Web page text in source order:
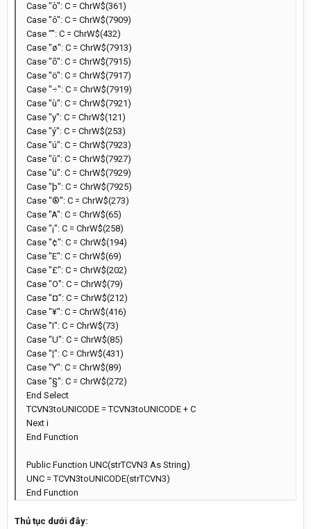
Case "ò": C = ChrW$(361)
Case "ô": C = ChrW$(7909)
Case "­": C = ChrW$(432)
Case "ø": C = ChrW$(7913)
Case "õ": C = ChrW$(7915)
Case "ö": C = ChrW$(7917)
Case "÷": C = ChrW$(7919)
Case "ù": C = ChrW$(7921)
Case "y": C = ChrW$(121)
Case "ý": C = ChrW$(253)
Case "ú": C = ChrW$(7923)
Case "û": C = ChrW$(7927)
Case "ü": C = ChrW$(7929)
Case "þ": C = ChrW$(7925)
Case "®": C = ChrW$(273)
Case "A": C = ChrW$(65)
Case "¡": C = ChrW$(258)
Case "¢": C = ChrW$(194)
Case "E": C = ChrW$(69)
Case "£": C = ChrW$(202)
Case "O": C = ChrW$(79)
Case "¤": C = ChrW$(212)
Case "¥": C = ChrW$(416)
Case "I": C = ChrW$(73)
Case "U": C = ChrW$(85)
Case "¦": C = ChrW$(431)
Case "Y": C = ChrW$(89)
Case "§": C = ChrW$(272)
End Select
TCVN3toUNICODE = TCVN3toUNICODE + C
Next i
End Function
Public Function UNC(strTCVN3 As String)
UNC = TCVN3toUNICODE(strTCVN3)
End Function
Thủ tục dưới đây: